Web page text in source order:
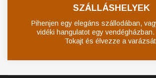
SZÁLLÁSHELYEK
Pihenjen egy elegáns szállodában,
vidéki hangulatot egy
Tokajt és élvezze a